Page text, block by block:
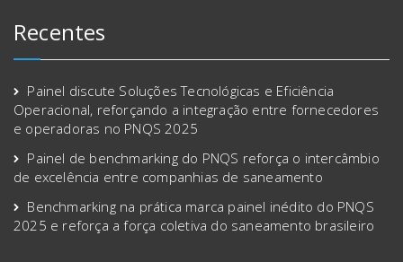
Recentes
Painel discute Soluções Tecnológicas e Eficiência
Operacional, reforçando a integração entre fornecedores
e operadoras no PNQS 2025
Painel de benchmarking do PNQS reforça o intercâmbio
de excelência entre companhias de saneamento
Benchmarking na prática marca painel inédito do PNQS
2025 e reforça a força coletiva do saneamento brasileiro